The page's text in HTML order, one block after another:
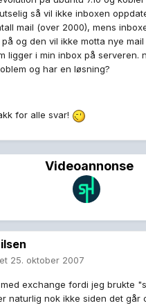
så vil ikke inboxen
mail (over 2000), mens
og den vil ikke motta nye
ligger i min inbox på serveren.
og har en løsning?
for alle svar!
Videoannonse
25. oktober 2007
exchange fordi jeg brukte
naturlig nok ikke siden det går